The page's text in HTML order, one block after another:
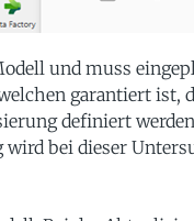
und muss
garantiert
definiert
bei dieser